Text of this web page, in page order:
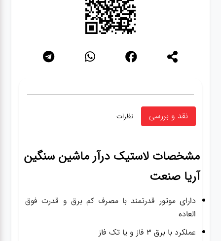
نقد و بررسی نظرات
مشخصاتلاستیک درآر ماشین سنگین
آریا صنعت
دارای موتور قدرتمند با مصرف کم برق و قدرت فوق
العاده
عملکرد با برق ۳ فاز و یا تک فاز